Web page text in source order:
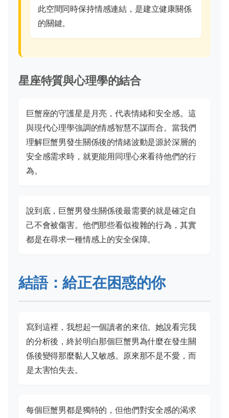
此空間同時保持情感連結，是建立健康關係
的關鍵。
星座特質與心理學的結合
巨蟹座的守護星是月亮，代表情緒和安全感。這
與現代心理學強調的情感智慧不謀而合。當我們
理解巨蟹男發生關係後的情緒波動是源於深層的
安全感需求時，就更能用同理心來看待他們的行
為。
說到底，巨蟹男發生關係後最需要的就是確定自
己不會被傷害。他們那些看似複雜的行為，其實
都是在尋求一種情感上的安全保障。
結語：給正在困惑的你
寫到這裡，我想起一個讀者的來信。她說看完我
的分析後，終於明白那個巨蟹男為什麼在發生關
係後變得那麼黏人又敏感。原來那不是不愛，而
是太害怕失去。
每個巨蟹男都是獨特的，但他們對安全感的渴求